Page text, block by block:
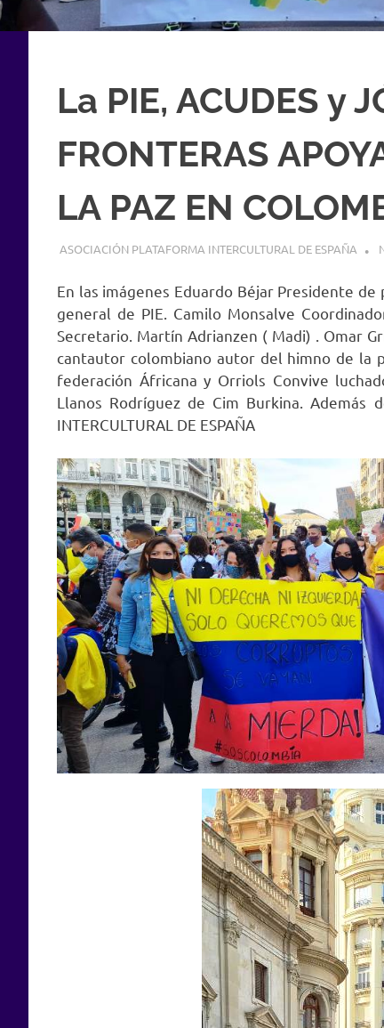
La PIE, ACUDES y
FRONTERAS
LA PAZ EN
8 MAYO, 2021
ASOCIACIÓN PLATAFORMA INTERCULTURAL DE ESPAÑA
En las imágenes Eduardo Béjar Presidente
general de PIE. Camilo Monsalve
Secretario. Martín Adrianzen ( Madi) . Omar
cantautor colombiano autor del himno de la
federación Áfricana y Orriols Convive
Llanos Rodríguez de Cim Burkina. Además
INTERCULTURAL DE ESPAÑA